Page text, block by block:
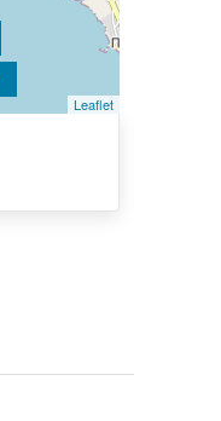
Leaflet